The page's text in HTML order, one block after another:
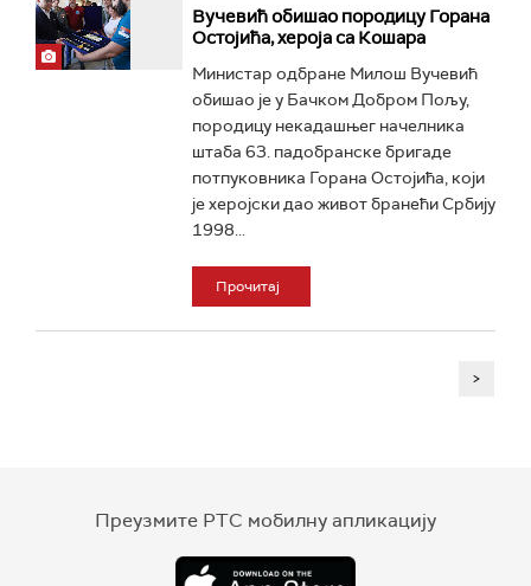
Вучевић обишао породицу Горана
Остојића, хероја са Кошара
Министар одбране Милош Вучевић
обишао је у Бачком Добром Пољу,
породицу некадашњег начелника
штаба 63. падобранске бригаде
потпуковника Горана Остојића, који
је херојски дао живот бранећи Србију
1998...
Прочитај
>
Преузмите РТС мобилну апликацију